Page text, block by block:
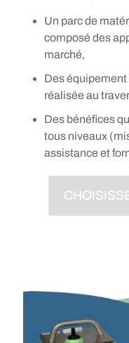
Un parc de
composé des
marché,
Des
réalisée au
Des bénéfices
tous niveaux
assistance et